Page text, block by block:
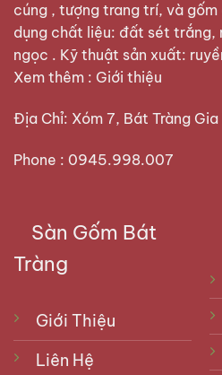
cúng , tượng trang trí, và
dụng chất liệu: đất sét trắng,
ngọc . Kỹ thuật sản xuất:
Xem thêm : Giới thiệu
Địa Chỉ: Xóm 7, Bát Tràng Gia
Phone : 0945.998.007
Sàn Gốm Bát
Tràng
Giới Thiệu
Liên Hệ